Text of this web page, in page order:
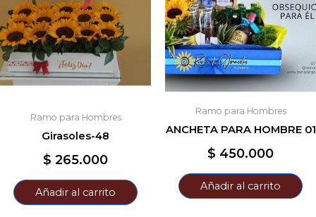
Ramo para Hombres
Girasoles-48
$ 265.000
Añadir al carrito
Ramo para Hombres
ANCHETA PARA HOMBRE 01
$ 450.000
Añadir al carrito